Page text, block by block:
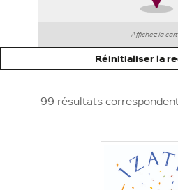
Affichez la
Réinitialiser la
99 résultats